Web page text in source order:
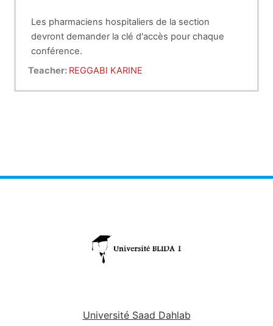
Les pharmaciens hospitaliers de la section
devront demander la clé d'accès pour chaque
conférence.
Teacher: REGGABI KARINE
Université Saad Dahlab